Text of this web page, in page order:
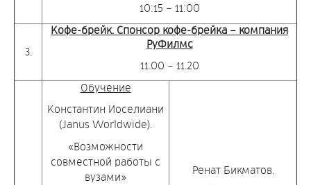
10:15 – 11:00
3.
Кофе-брейк. Спонсор кофе-брейка – компания
РуФилмс
11.00 – 11.20
Обучение
Константин Иоселиани
(Janus Worldwide).
«Возможности
совместной работы с
вузами»
Ренат Бикматов.